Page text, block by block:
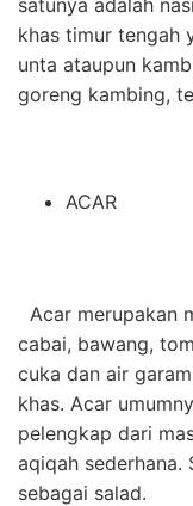
khas timur tengah
unta ataupun
goreng kambing,
ACAR
Acar merupakan
cabai, bawang,
cuka dan air
khas. Acar
pelengkap dari
aqiqah sederhana.
sebagai salad.